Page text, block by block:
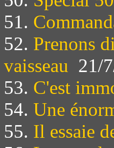
51.
52. Prenons
vaisseau 21/
53. C'est
54. Une
55. Il essaie